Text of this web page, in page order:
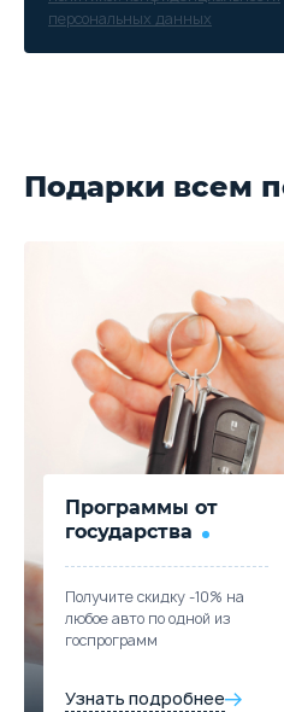
персональных данных
Подарки всем
Программы от
государства
Получите скидку -10% на
любое авто по одной из
госпрограмм
Узнать подробнее